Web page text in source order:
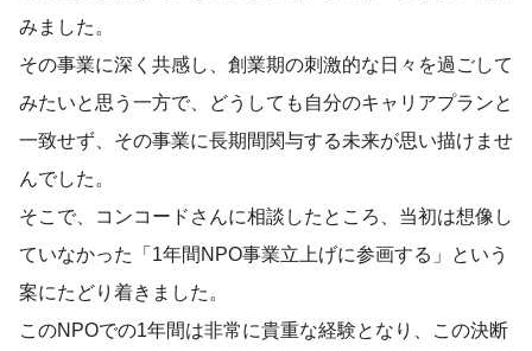
みました。
その事業に深く共感し、創業期の刺激的な日々を過ごして
みたいと思う一方で、どうしても自分のキャリアプランと
一致せず、その事業に長期間関与する未来が思い描けませ
んでした。
そこで、コンコードさんに相談したところ、当初は想像し
ていなかった「1年間NPO事業立上げに参画する」という
案にたどり着きました。
このNPOでの1年間は非常に貴重な経験となり、この決断